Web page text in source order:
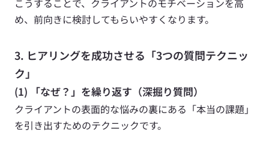
こうすることで、クライアントのモチベーションを高
め、前向きに検討してもらいやすくなります。
3. ヒアリングを成功させる「3つの質問テクニッ
ク」
(1) 「なぜ？」を繰り返す（深掘り質問）
クライアントの表面的な悩みの裏にある「本当の課題」
を引き出すためのテクニックです。